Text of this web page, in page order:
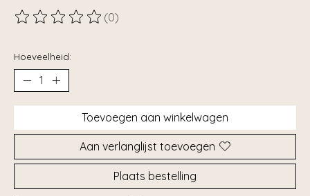
De beoordeling van dit product is
(0)
Hoeveelheid:
Toevoegen aan winkelwagen
Aan verlanglijst toevoegen
Plaats bestelling